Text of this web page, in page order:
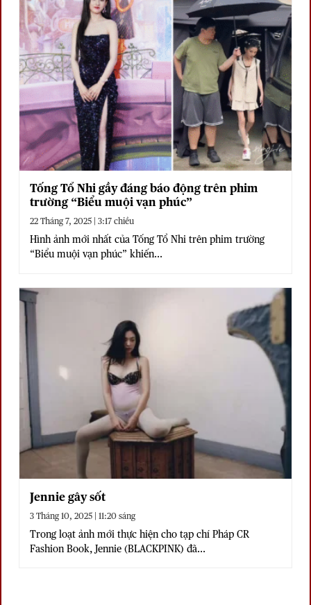
Tống Tổ Nhi gầy đáng báo động trên phim
trường “Biểu muội vạn phúc”
22 Tháng 7, 2025 | 3:17 chiều
Hình ảnh mới nhất của Tống Tổ Nhi trên phim trường
“Biểu muội vạn phúc” khiến...
Jennie gây sốt
3 Tháng 10, 2025 | 11:20 sáng
Trong loạt ảnh mới thực hiện cho tạp chí Pháp CR
Fashion Book, Jennie (BLACKPINK) đã...